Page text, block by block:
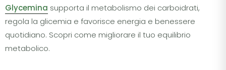
Glycemina supporta il metabolismo dei carboidrati,
regola la glicemia e favorisce energia e benessere
quotidiano. Scopri come migliorare il tuo equilibrio
metabolico.